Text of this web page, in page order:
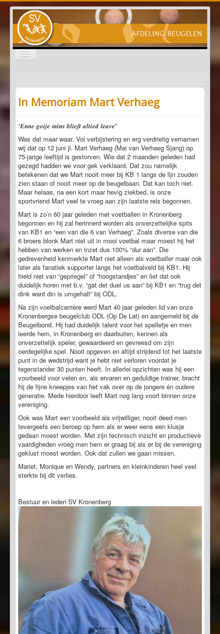
Schakelen
navigatie
Informatie
In Memoriam Mart Verhaeg
“𝑬𝒏𝒏𝒆 𝒈𝒐𝒊𝒋𝒆 𝒎𝒊𝒏𝒔 𝒃𝒍𝒊𝒆𝒇𝒕 𝒂𝒍𝒕𝒊𝒆𝒅 𝒍𝒆𝒂𝒗𝒆”
Was dat maar waar. Vol verbijstering en erg verdrietig vernamen
wij dat op 12 juni jl. Mart Verhaeg (Mai van Verhaeg Sjang) op
75-jarige leeftijd is gestorven. Wie dat 2 maanden geleden had
gezegd hadden we voor gek verklaard. Dat zou namelijk
betekenen dat we Mart nooit meer bij KB 1 langs de lijn zouden
zien staan of nooit meer op de beugelbaan. Dat kan toch niet.
Maar helaas, na een kort maar hevig ziekbed, is onze
sportvriend Mart veel te vroeg aan zijn laatste reis begonnen.
Mart is zo’n 60 jaar geleden met voetballen in Kronenberg
begonnen en hij zal herinnerd worden als onverzettelijke spits
van KB1 en “een van die 6 van Verhaeg”. Zoals diverse van die
6 broers blonk Mart niet uit in mooi voetbal maar moest hij het
hebben van werken en inzet dus 100% “dur aan”. Die
gedrevenheid kenmerkte Mart niet alleen als voetballer maar ook
later als fanatiek supporter langs het voetbalveld bij KB1. Hij
hield niet van “gepriegel” of “hoogstandjes” en liet dat ook
duidelijk horen met b.v. “gat det duel us aan” bij KB1 en “trug det
dink want din is umgehalt” bij ODL.
Na zijn voetbalcarrière werd Mart 40 jaar geleden lid van onze
Kronenbergse beugelclub ODL (Op De Lat) en aangemeld bij de
Beugelbond. Hij had duidelijk talent voor het spelletje en men
leerde hem, in Kronenberg en daarbuiten, kennen als
onverzettelijk speler, gewaardeerd en gevreesd om zijn
oerdegelijke spel. Nooit opgeven en altijd strijdend tot het laatste
punt in de wedstrijd want je hebt niet verloren voordat je
tegenstander 30 punten heeft. In allerlei opzichten was hij een
voorbeeld voor velen en, als ervaren en geduldige trainer, bracht
hij de fijne kneepjes van het vak over op de jongere én oudere
generatie. Mede hierdoor leeft Mart nog lang voort binnen onze
vereniging.
Ook was Mart een voorbeeld als vrijwilliger, nooit deed men
tevergeefs een beroep op hem als er weer eens een klusje
gedaan moest worden. Met zijn technisch inzicht en productieve
vaardigheden vroeg men hem er graag bij als er bij de vereniging
geklust moest worden. Ook dat zullen we gaan missen.
Mariet, Monique en Wendy, partners en kleinkinderen heel veel
sterkte bij dit verlies.
Bestuur en leden SV Kronenberg